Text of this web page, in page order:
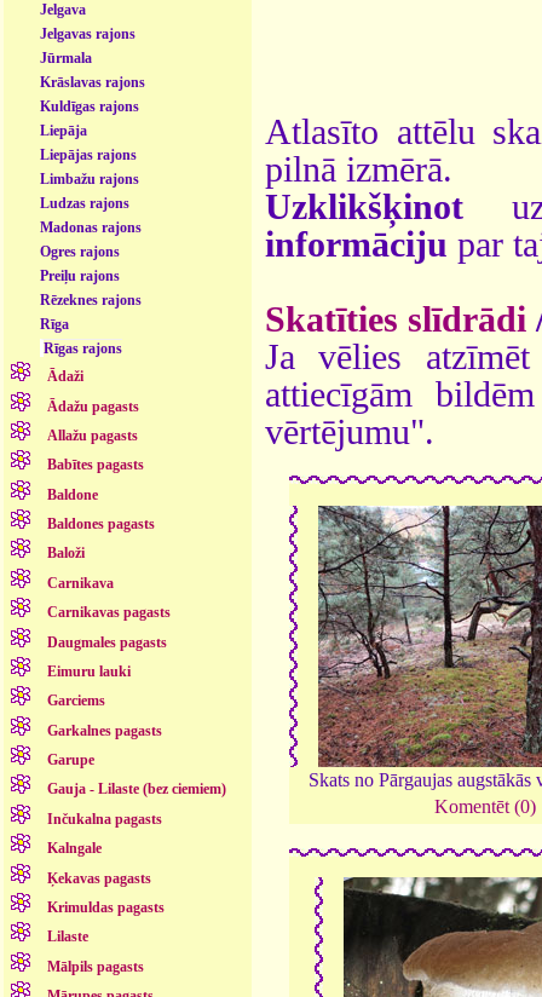
Jelgava
Jelgavas rajons
Jūrmala
Krāslavas rajons
Kuldīgas rajons
Liepāja
Liepājas rajons
Limbažu rajons
Ludzas rajons
Madonas rajons
Ogres rajons
Preiļu rajons
Rēzeknes rajons
Rīga
Rīgas rajons
Ādaži
Ādažu pagasts
Allažu pagasts
Babītes pagasts
Baldone
Baldones pagasts
Baloži
Carnikava
Carnikavas pagasts
Daugmales pagasts
Eimuru lauki
Garciems
Garkalnes pagasts
Garupe
Gauja - Lilaste (bez ciemiem)
Inčukalna pagasts
Kalngale
Ķekavas pagasts
Krimuldas pagasts
Lilaste
Mālpils pagasts
Atlasīto attēlu
pilnā izmērā.
Uzklikšķinot
informāciju par
Skatīties slīdrādi
Ja vēlies
attiecīgām
vērtējumu".
Skats no Pārgaujas augstākās
Komentēt (0)